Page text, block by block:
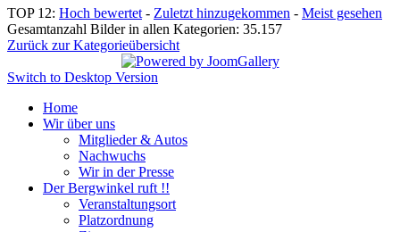
TOP 12: Hoch bewertet - Zuletzt hinzugekommen - Meist gesehen
Gesamtanzahl Bilder in allen Kategorien: 35.157
Zurück zur Kategorieübersicht
Switch to Desktop Version
Home
Wir über uns
Mitglieder & Autos
Nachwuchs
Wir in der Presse
Der Bergwinkel ruft !!
Veranstaltungsort
Platzordnung